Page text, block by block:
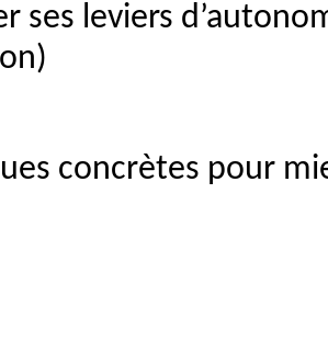
ses leviers
concrètes pour